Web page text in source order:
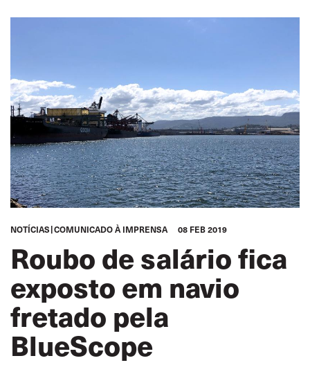
NOTÍCIAS COMUNICADO À IMPRENSA 08 FEB 2019
Roubo de salário fica
exposto em navio
fretado pela
BlueScope